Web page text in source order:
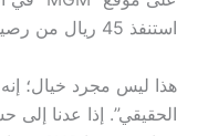
استنفذ 45 ريال من رصيده الأصلي لتدوير الرهان. النتيجة؟ صفر ربح.
هذا ليس مجرد خيال؛ إنه
الحقيقي”. إذا عدنا إلى